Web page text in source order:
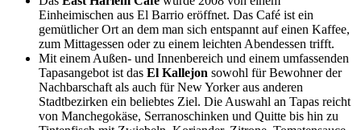
Einheimischen aus El Barrio eröffnet. Das Café ist ein
gemütlicher Ort an dem man sich entspannt auf einen Kaffee,
zum Mittagessen oder zu einem leichten Abendessen trifft.
Mit einem Außen- und Innenbereich und einem umfassenden
Tapasangebot ist das El Kallejon sowohl für Bewohner der
Nachbarschaft als auch für New Yorker aus anderen
Stadtbezirken ein beliebtes Ziel. Die Auswahl an Tapas reicht
von Manchegokäse, Serranoschinken und Quitte bis hin zu